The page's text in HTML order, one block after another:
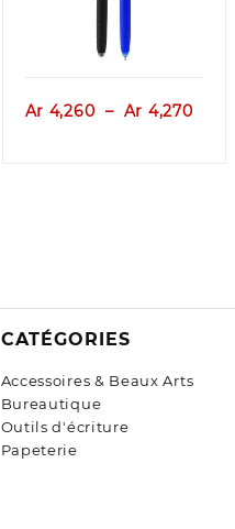
Aperçu
Ar 4,260 – Ar 4,270Plage
CATÉGORIES
Accessoires & Beaux Arts
Bureautique
Outils d'écriture
Papeterie